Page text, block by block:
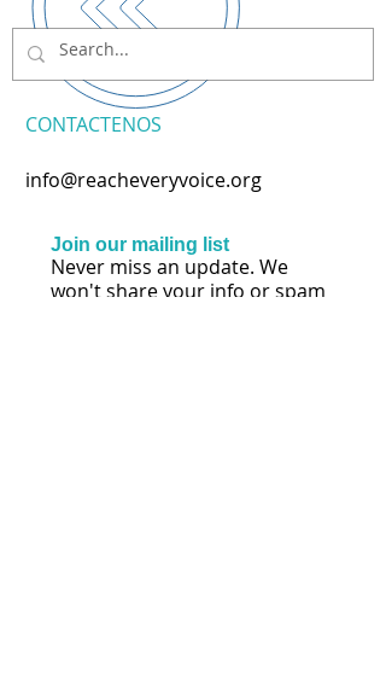
CONTACTENOS
info@reacheveryvoice.org
Join our mailing list
Never miss an update. We
won't share your info or spam